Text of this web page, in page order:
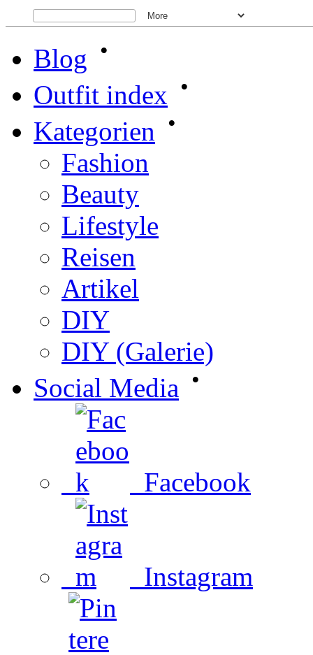
Blog •
Outfit index •
Kategorien •
Fashion
Beauty
Lifestyle
Reisen
Artikel
DIY
DIY (Galerie)
Social Media •
Facebook
Instagram